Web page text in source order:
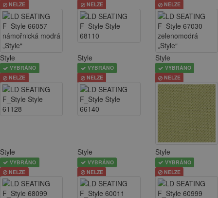
NELZE
NELZE
NELZE
Style
VYBRÁNO
NELZE
Style
VYBRÁNO
NELZE
Style
VYBRÁNO
NELZE
Style
VYBRÁNO
NELZE
Style
VYBRÁNO
NELZE
Style
VYBRÁNO
NELZE